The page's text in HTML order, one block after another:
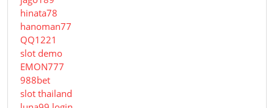
hinata78
hanoman77
QQ1221
slot demo
EMON777
988bet
slot thailand